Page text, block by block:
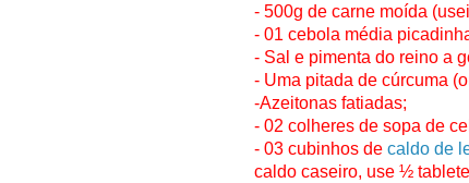
- 500g de carne moída
- 01 cebola média
- Sal e pimenta do reino a
- Uma pitada de cúrcuma
-Azeitonas fatiadas;
- 02 colheres de sopa de
- 03 cubinhos de caldo de
caldo caseiro, use ½